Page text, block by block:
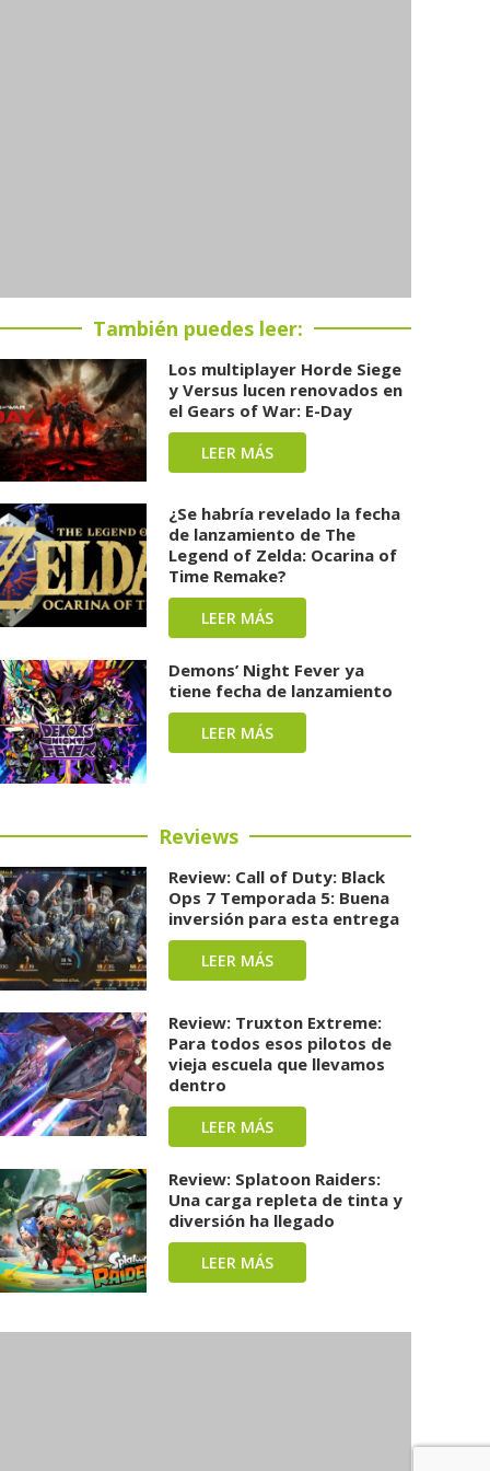
También puedes leer:
Los multiplayer Horde Siege
y Versus lucen renovados en
el Gears of War: E-Day
LEER MÁS
¿Se habría revelado la fecha
de lanzamiento de The
Legend of Zelda: Ocarina of
Time Remake?
LEER MÁS
Demons’ Night Fever ya
tiene fecha de lanzamiento
LEER MÁS
Reviews
Review: Call of Duty: Black
Ops 7 Temporada 5: Buena
inversión para esta entrega
LEER MÁS
Review: Truxton Extreme:
Para todos esos pilotos de
vieja escuela que llevamos
dentro
LEER MÁS
Review: Splatoon Raiders:
Una carga repleta de tinta y
diversión ha llegado
LEER MÁS